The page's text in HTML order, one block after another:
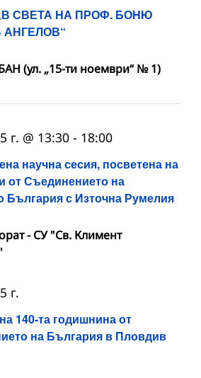
СВЕТА НА ПРОФ. БОНЮ
(ул. „15-ти ноември“ № 1)
научна сесия, посветена на
от Съединението на
България с Източна Румелия
г. @ 13:30 - 18:00
- СУ "Св. Климент
140-та годишнина от
на България в Пловдив
г.